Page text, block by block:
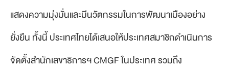
แสดงความมุ่งมั่นและมีนวัตกรรมในการพัฒนาเมืองอย่าง
ยั่งยืน ทั้งนี้ ประเทศไทยได้เสนอให้ประเทศสมาชิกดำเนินการ
จัดตั้งสำนักเลขาธิการฯ CMGF ในประเทศ รวมถึง